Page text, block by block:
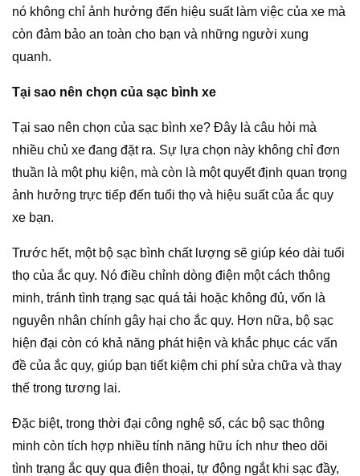
nó không chỉ ảnh hưởng đến hiệu suất làm việc của xe mà
còn đảm bảo an toàn cho bạn và những người xung
quanh.
Tại sao nên chọn của sạc bình xe
Tại sao nên chọn của sạc bình xe? Đây là câu hỏi mà
nhiều chủ xe đang đặt ra. Sự lựa chọn này không chỉ đơn
thuần là một phụ kiện, mà còn là một quyết định quan trọng
ảnh hưởng trực tiếp đến tuổi thọ và hiệu suất của ắc quy
xe bạn.
Trước hết, một bộ sạc bình chất lượng sẽ giúp kéo dài tuổi
thọ của ắc quy. Nó điều chỉnh dòng điện một cách thông
minh, tránh tình trạng sạc quá tải hoặc không đủ, vốn là
nguyên nhân chính gây hại cho ắc quy. Hơn nữa, bộ sạc
hiện đại còn có khả năng phát hiện và khắc phục các vấn
đề của ắc quy, giúp bạn tiết kiệm chi phí sửa chữa và thay
thế trong tương lai.
Đặc biệt, trong thời đại công nghệ số, các bộ sạc thông
minh còn tích hợp nhiều tính năng hữu ích như theo dõi
tình trạng ắc quy qua điện thoại, tự động ngắt khi sạc đầy,